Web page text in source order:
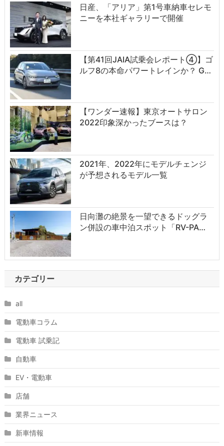
日産、「アリア」第1号車納車セレモ
ニーを本社ギャラリーで開催
【第41回JAIA試乗会レポート④】ゴ
ルフ8の本命パワートレインか？ G…
【ワンダー速報】東京オートサロン
2022印象深かったブースは？
2021年、2022年にモデルチェンジ
が予想されるモデル一覧
日向灘の絶景を一望できるドッグラ
ン併設の車中泊スポット「RV-PA…
カテゴリー
all
電動車コラム
電動車 試乗記
自動車
EV・電動車
店舗
業界ニュース
新車情報